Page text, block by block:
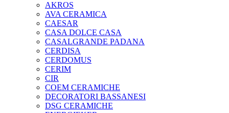
AKROS
AVA CERAMICA
CAESAR
CASA DOLCE CASA
CASALGRANDE PADANA
CERDISA
CERDOMUS
CERIM
CIR
COEM CERAMICHE
DECORATORI BASSANESI
DSG CERAMICHE